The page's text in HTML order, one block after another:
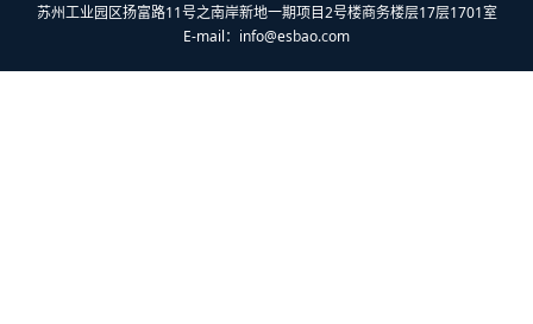
苏州工业园区扬富路11号之南岸新地一期项目2号楼商务楼层17层1701室
E-mail： info@esbao.com